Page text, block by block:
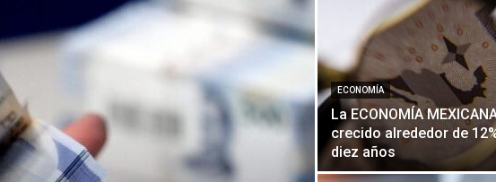
ECONOMÍA
La ECONOMÍA
crecido alrededor de
diez años